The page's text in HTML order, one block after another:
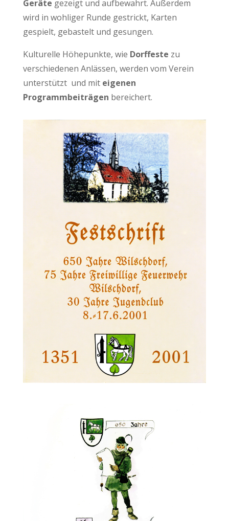
Geräte gezeigt und aufbewahrt. Außerdem
wird in wohliger Runde gestrickt, Karten
gespielt, gebastelt und gesungen.
Kulturelle Höhepunkte, wie Dorffeste zu
verschiedenen Anlässen, werden vom Verein
unterstützt und mit eigenen
Programmbeiträgen bereichert.